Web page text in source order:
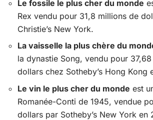
Le fossile le plus cher du monde
Rex vendu pour 31,8 millions de
Christie’s New York.
La vaisselle la plus chère du
la dynastie Song, vendu pour
dollars chez Sotheby’s Hong Kong
Le vin le plus cher du monde est
Romanée-Conti de 1945, vendue
dollars par Sotheby’s New York en